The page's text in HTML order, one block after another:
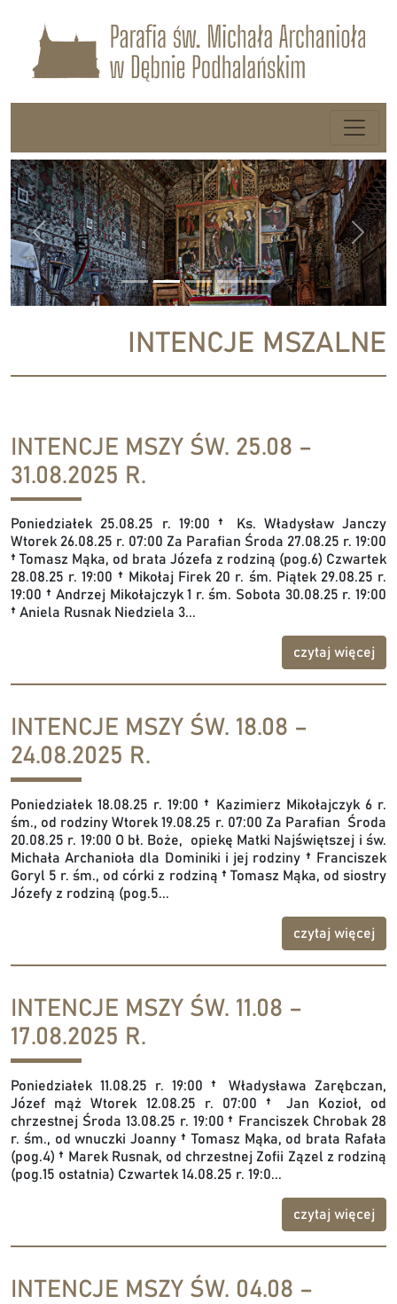
Previous Next
INTENCJE MSZALNE
INTENCJE MSZY ŚW. 25.08 –
31.08.2025 R.
Poniedziałek 25.08.25 r. 19:00 † Ks. Władysław Janczy
Wtorek 26.08.25 r. 07:00 Za Parafian Środa 27.08.25 r. 19:00
† Tomasz Mąka, od brata Józefa z rodziną (pog.6) Czwartek
28.08.25 r. 19:00 † Mikołaj Firek 20 r. śm. Piątek 29.08.25 r.
19:00 † Andrzej Mikołajczyk 1 r. śm. Sobota 30.08.25 r. 19:00
† Aniela Rusnak Niedziela 3...
czytaj więcej
INTENCJE MSZY ŚW. 18.08 –
24.08.2025 R.
Poniedziałek 18.08.25 r. 19:00 † Kazimierz Mikołajczyk 6 r.
śm., od rodziny Wtorek 19.08.25 r. 07:00 Za Parafian Środa
20.08.25 r. 19:00 O bł. Boże, opiekę Matki Najświętszej i św.
Michała Archanioła dla Dominiki i jej rodziny † Franciszek
Goryl 5 r. śm., od córki z rodziną † Tomasz Mąka, od siostry
Józefy z rodziną (pog.5...
czytaj więcej
INTENCJE MSZY ŚW. 11.08 –
17.08.2025 R.
Poniedziałek 11.08.25 r. 19:00 † Władysława Zarębczan,
Józef mąż Wtorek 12.08.25 r. 07:00 † Jan Kozioł, od
chrzestnej Środa 13.08.25 r. 19:00 † Franciszek Chrobak 28
r. śm., od wnuczki Joanny † Tomasz Mąka, od brata Rafała
(pog.4) † Marek Rusnak, od chrzestnej Zofii Zązel z rodziną
(pog.15 ostatnia) Czwartek 14.08.25 r. 19:0...
czytaj więcej
INTENCJE MSZY ŚW. 04.08 –